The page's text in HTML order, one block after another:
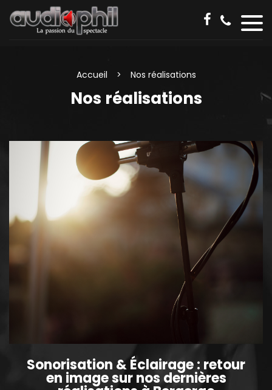
Accueil Nos réalisations
Nos réalisations
Sonorisation & Éclairage : retour
en image sur nos dernières